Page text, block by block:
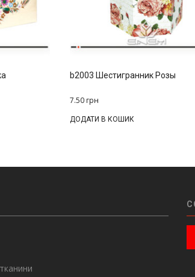
b2003 Шестигранник Розы
7.50 грн
ДОДАТИ В КОШИК